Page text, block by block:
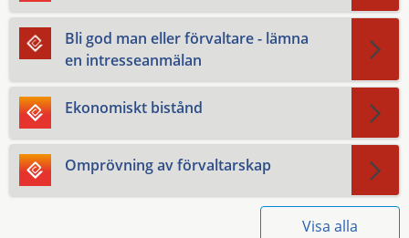
Bli god man eller förvaltare - lämna
en intresseanmälan
Ekonomiskt bistånd
Omprövning av förvaltarskap
Visa alla